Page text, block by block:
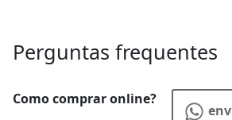
Perguntas frequentes
Como comprar online?